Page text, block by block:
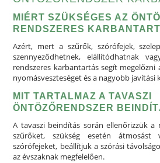
MIÉRT SZÜKSÉGES AZ
RENDSZERES
Azért, mert a szűrők, szórófejek,
szennyeződhetnek, elállítódhatnak
rendszeres karbantartás segít megelőzni
nyomásveszteséget és a nagyobb javítási
MIT TARTALMAZ A TAVASZI
ÖNTÖZŐRENDSZER
A tavaszi beindítás során ellenőrizzük a
szűrőket, szükség esetén átmosást
szórófejeket, beállítjuk a szórási
az évszaknak megfelelően.